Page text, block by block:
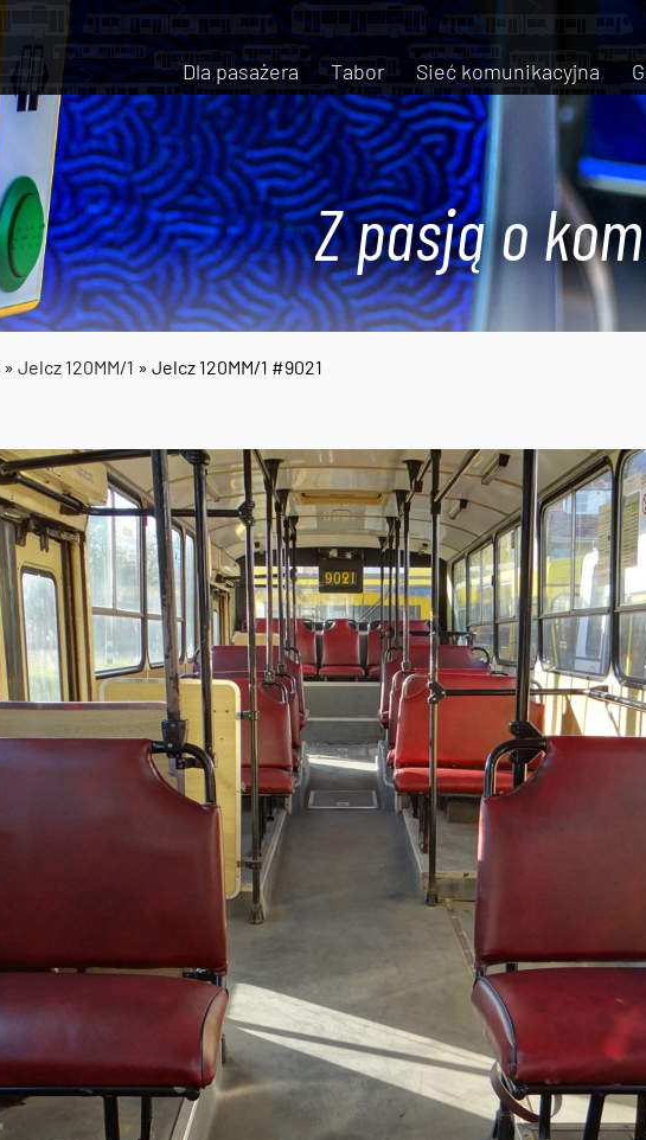
Dla pasażera Tabor Sieć komunikacyjna
Z pasją o
» Jelcz 120MM/1 » Jelcz 120MM/1 #9021